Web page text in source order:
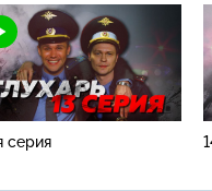
серия